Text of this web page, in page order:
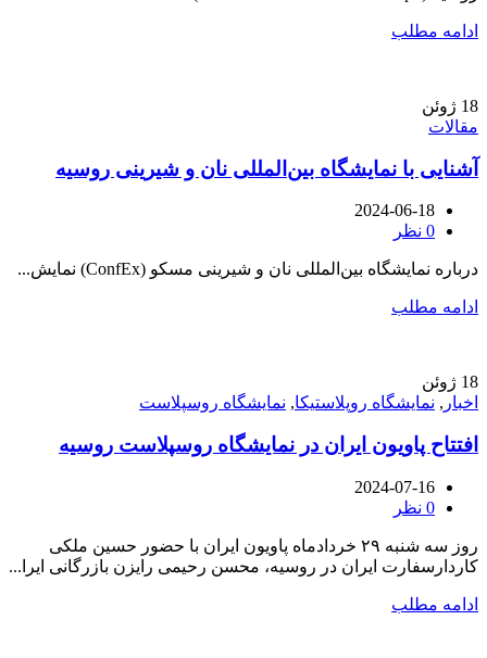
ادامه مطلب
18 ژوئن
مقالات
آشنایی با نمایشگاه بین‌المللی نان و شیرینی روسیه
2024-06-18
0 نظر
درباره نمایشگاه بین‌المللی نان و شیرینی مسکو (ConfEx) نمایش...
ادامه مطلب
18 ژوئن
اخبار , نمایشگاه روپلاستیکا, نمایشگاه روسپلاست
افتتاح پاویون ایران در نمایشگاه روسپلاست روسیه
2024-07-16
0 نظر
روز سه شنبه ۲۹ خردادماه پاویون ایران با حضور حسین ملکی
کاردارسفارت ایران در روسیه، محسن رحیمی رایزن بازرگانی ایرا...
ادامه مطلب